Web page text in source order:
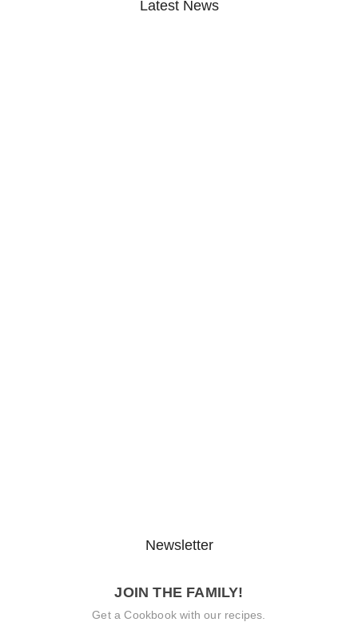
Latest News
Newsletter
JOIN THE FAMILY!
Get a Cookbook with our recipes.